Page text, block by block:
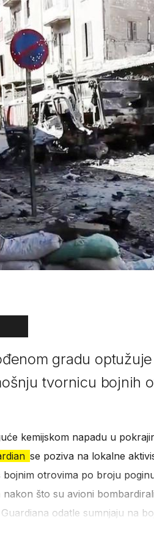
gradu
tvornicu bojnih
kemijskom napadu u
se poziva na lokalne
otrovima po broju
nakon što su avioni
odatle sumnjaju na